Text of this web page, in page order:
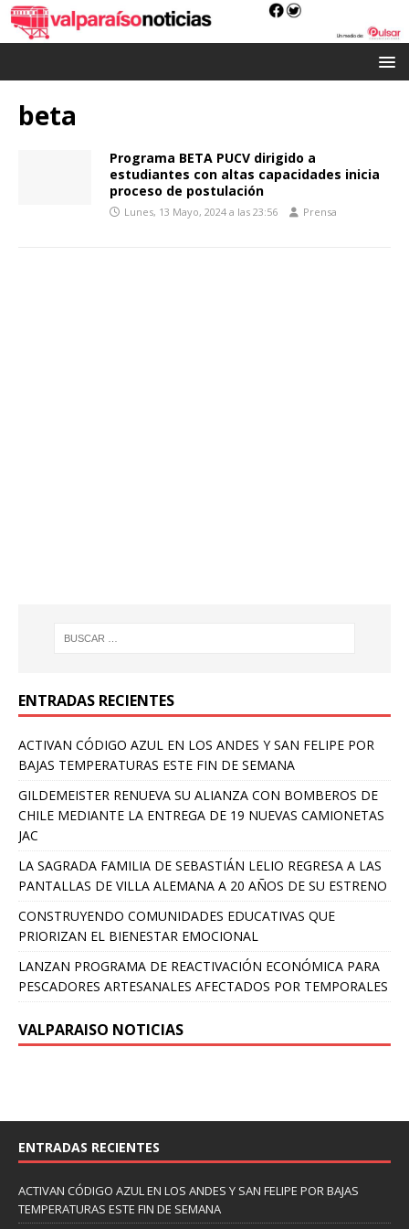
beta
Programa BETA PUCV dirigido a
estudiantes con altas capacidades inicia
proceso de postulación
Lunes, 13 Mayo, 2024 a las 23:56 Prensa
ENTRADAS RECIENTES
ACTIVAN CÓDIGO AZUL EN LOS ANDES Y SAN FELIPE POR
BAJAS TEMPERATURAS ESTE FIN DE SEMANA
GILDEMEISTER RENUEVA SU ALIANZA CON BOMBEROS DE
CHILE MEDIANTE LA ENTREGA DE 19 NUEVAS CAMIONETAS
JAC
LA SAGRADA FAMILIA DE SEBASTIÁN LELIO REGRESA A LAS
PANTALLAS DE VILLA ALEMANA A 20 AÑOS DE SU ESTRENO
CONSTRUYENDO COMUNIDADES EDUCATIVAS QUE
PRIORIZAN EL BIENESTAR EMOCIONAL
LANZAN PROGRAMA DE REACTIVACIÓN ECONÓMICA PARA
PESCADORES ARTESANALES AFECTADOS POR TEMPORALES
VALPARAISO NOTICIAS
ENTRADAS RECIENTES
ACTIVAN CÓDIGO AZUL EN LOS ANDES Y SAN FELIPE POR BAJAS
TEMPERATURAS ESTE FIN DE SEMANA